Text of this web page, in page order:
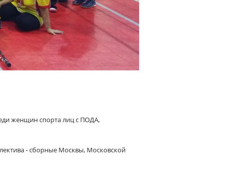
женщин спорта лиц с ПОДА,
- сборные Москвы, Московской